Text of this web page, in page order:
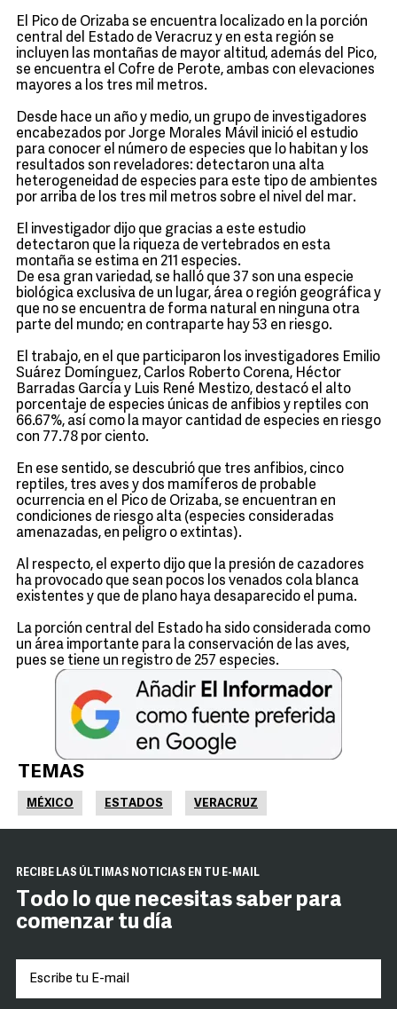
El Pico de Orizaba se encuentra localizado en la porción
central del Estado de Veracruz y en esta región se
incluyen las montañas de mayor altitud, además del Pico,
se encuentra el Cofre de Perote, ambas con elevaciones
mayores a los tres mil metros.
Desde hace un año y medio, un grupo de investigadores
encabezados por Jorge Morales Mávil inició el estudio
para conocer el número de especies que lo habitan y los
resultados son reveladores: detectaron una alta
heterogeneidad de especies para este tipo de ambientes
por arriba de los tres mil metros sobre el nivel del mar.
El investigador dijo que gracias a este estudio
detectaron que la riqueza de vertebrados en esta
montaña se estima en 211 especies.
De esa gran variedad, se halló que 37 son una especie
biológica exclusiva de un lugar, área o región geográfica y
que no se encuentra de forma natural en ninguna otra
parte del mundo; en contraparte hay 53 en riesgo.
El trabajo, en el que participaron los investigadores Emilio
Suárez Domínguez, Carlos Roberto Corena, Héctor
Barradas García y Luis René Mestizo, destacó el alto
porcentaje de especies únicas de anfibios y reptiles con
66.67%, así como la mayor cantidad de especies en riesgo
con 77.78 por ciento.
En ese sentido, se descubrió que tres anfibios, cinco
reptiles, tres aves y dos mamíferos de probable
ocurrencia en el Pico de Orizaba, se encuentran en
condiciones de riesgo alta (especies consideradas
amenazadas, en peligro o extintas).
Al respecto, el experto dijo que la presión de cazadores
ha provocado que sean pocos los venados cola blanca
existentes y que de plano haya desaparecido el puma.
La porción central del Estado ha sido considerada como
un área importante para la conservación de las aves,
pues se tiene un registro de 257 especies.
TEMAS
MÉXICO ESTADOS VERACRUZ
RECIBE LAS ÚLTIMAS NOTICIAS EN TU E-MAIL
Todo lo que necesitas saber para
comenzar tu día